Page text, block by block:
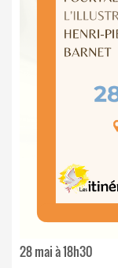
28 mai à 18h30